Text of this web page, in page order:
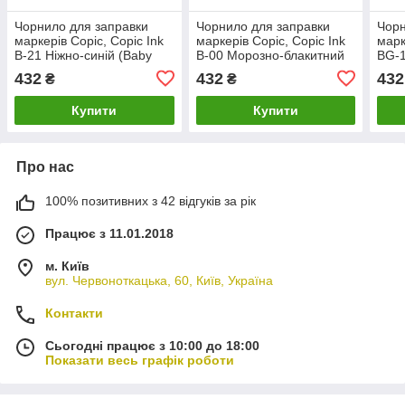
Чорнило для заправки
маркерів Copic, Copic Ink
B-21 Ніжно-синій (Baby
432 ₴
Купити
Чорнило для заправки
маркерів Copic, Copic Ink
B-00 Морозно-блакитний
432₴
Купити
BG-
432
Про нас
100% позитивних з 42 відгуків за рік
Працює з 11.01.2018
м. Київ
вул. Червоноткацька, 60, Київ, Україна
Контакти
Сьогодні працює з 10:00 до 18:00
Показати весь графік роботи